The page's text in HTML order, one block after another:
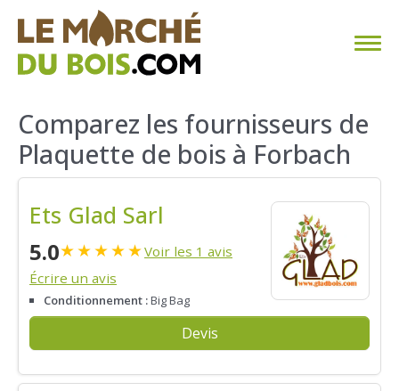
CHAUFFAGE AU BOIS
FAQ
TROUVER SON FOURNISSEUR
BLOG
Comparez les fournisseurs de
Plaquette de bois à Forbach
Ets Glad Sarl
5.0★★★★★Voir les 1 avis
Écrire un avis
Conditionnement :Big Bag
Devis